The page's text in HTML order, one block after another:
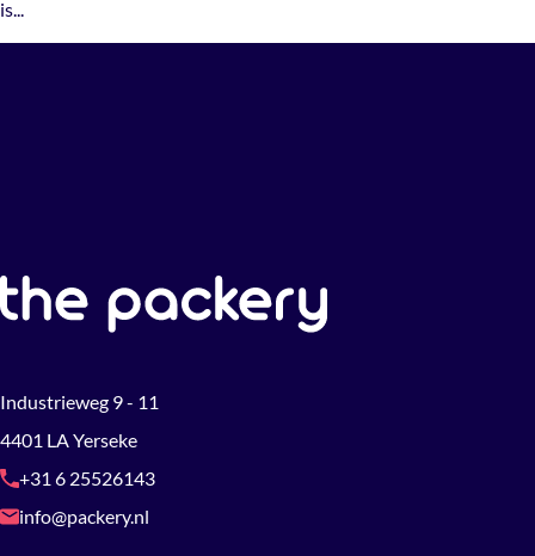
is...
Industrieweg 9 - 11
4401 LA Yerseke
+31 6 25526143
info@packery.nl